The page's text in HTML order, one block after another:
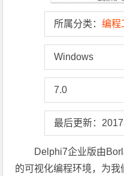
所属分类： 编程
Windows
7.0
最后更新：
Delphi7企业版由
的可视化编程环境，为